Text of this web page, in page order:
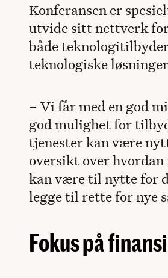
Konferansen er
utvide sitt nettverk
både
teknologiske
– Vi får med en god
god mulighet for
tjenester kan være
oversikt over
kan være til nytte for
legge til rette for nye
Fokus på